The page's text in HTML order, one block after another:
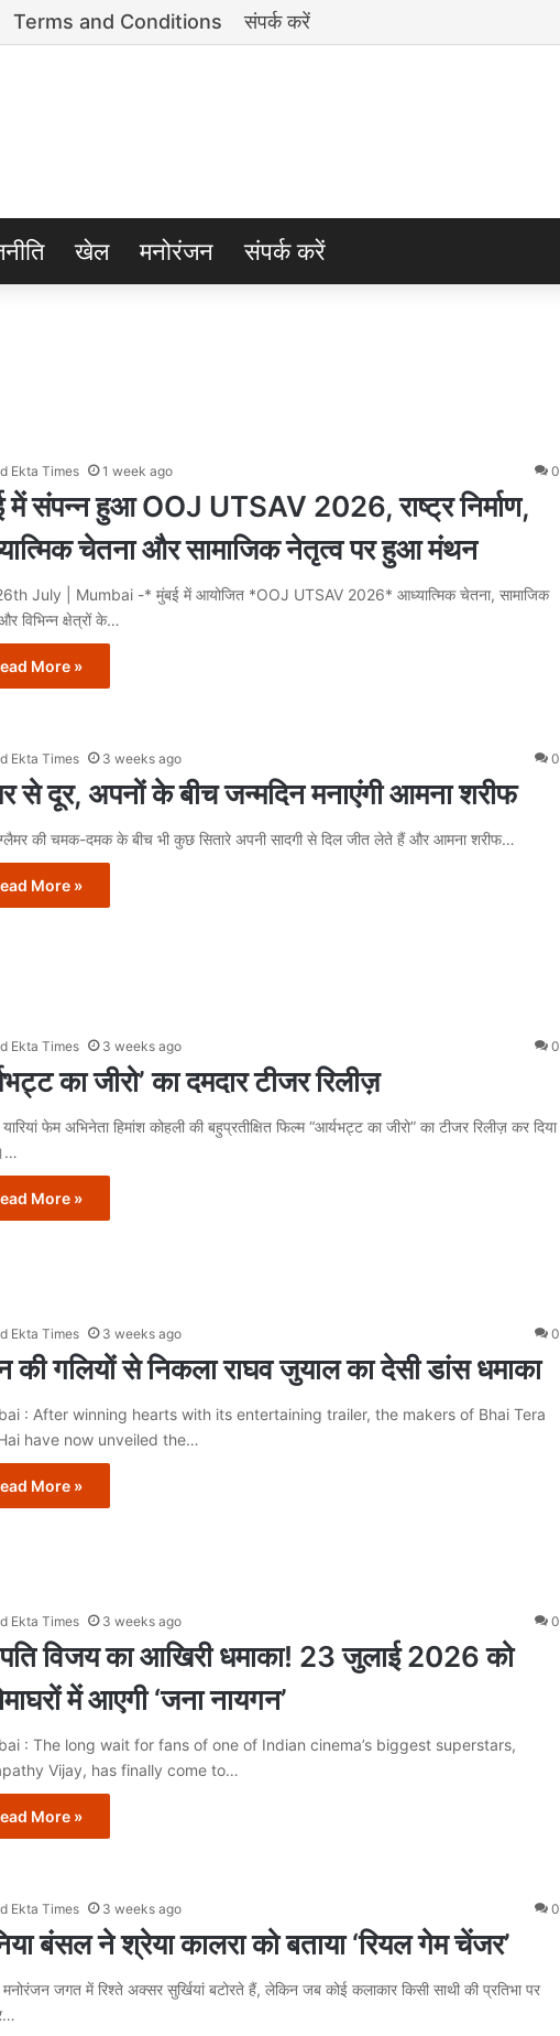
Terms and Conditions संपर्क करें
खेल मनोरंजन संपर्क करें
Ekta Times 1 week ago 0
में संपन्न हुआ OOJ UTSAV 2026, राष्ट्र निर्माण,
चेतना और सामाजिक नेतृत्व पर हुआ मंथन
July | Mumbai -* मुंबई में आयोजित *OOJ UTSAV 2026* आध्यात्मिक चेतना, सामाजिक
विभिन्न क्षेत्रों के…
More »
Ekta Times 3 weeks ago 0
से दूर, अपनों के बीच जन्मदिन मनाएंगी आमना शरीफ
की चमक-दमक के बीच भी कुछ सितारे अपनी सादगी से दिल जीत लेते हैं और आमना शरीफ…
More »
Ekta Times 3 weeks ago 0
का जीरो’ का दमदार टीजर रिलीज़
फेम अभिनेता हिमांश कोहली की बहुप्रतीक्षित फिल्म “आर्यभट्ट का जीरो” का टीजर रिलीज़ कर दिया
More »
Ekta Times 3 weeks ago 0
की गलियों से निकला राघव जुयाल का देसी डांस धमाका
: After winning hearts with its entertaining trailer, the makers of Bhai Tera
have now unveiled the…
More »
Ekta Times 3 weeks ago 0
विजय का आखिरी धमाका! 23 जुलाई 2026 को
में आएगी ‘जना नायगन’
: The long wait for fans of one of Indian cinema’s biggest superstars,
Vijay, has finally come to…
More »
Ekta Times 3 weeks ago 0
बंसल ने श्रेया कालरा को बताया ‘रियल गेम चेंजर’
जगत में रिश्ते अक्सर सुर्खियां बटोरते हैं, लेकिन जब कोई कलाकार किसी साथी की प्रतिभा पर